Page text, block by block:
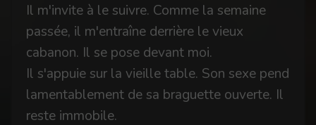
Il m'invite à le suivre. Comme la semaine
passée, il m'entraîne derrière le vieux
cabanon. Il se pose devant moi.
Il s'appuie sur la vieille table. Son sexe pend
lamentablement de sa braguette ouverte. Il
reste immobile.